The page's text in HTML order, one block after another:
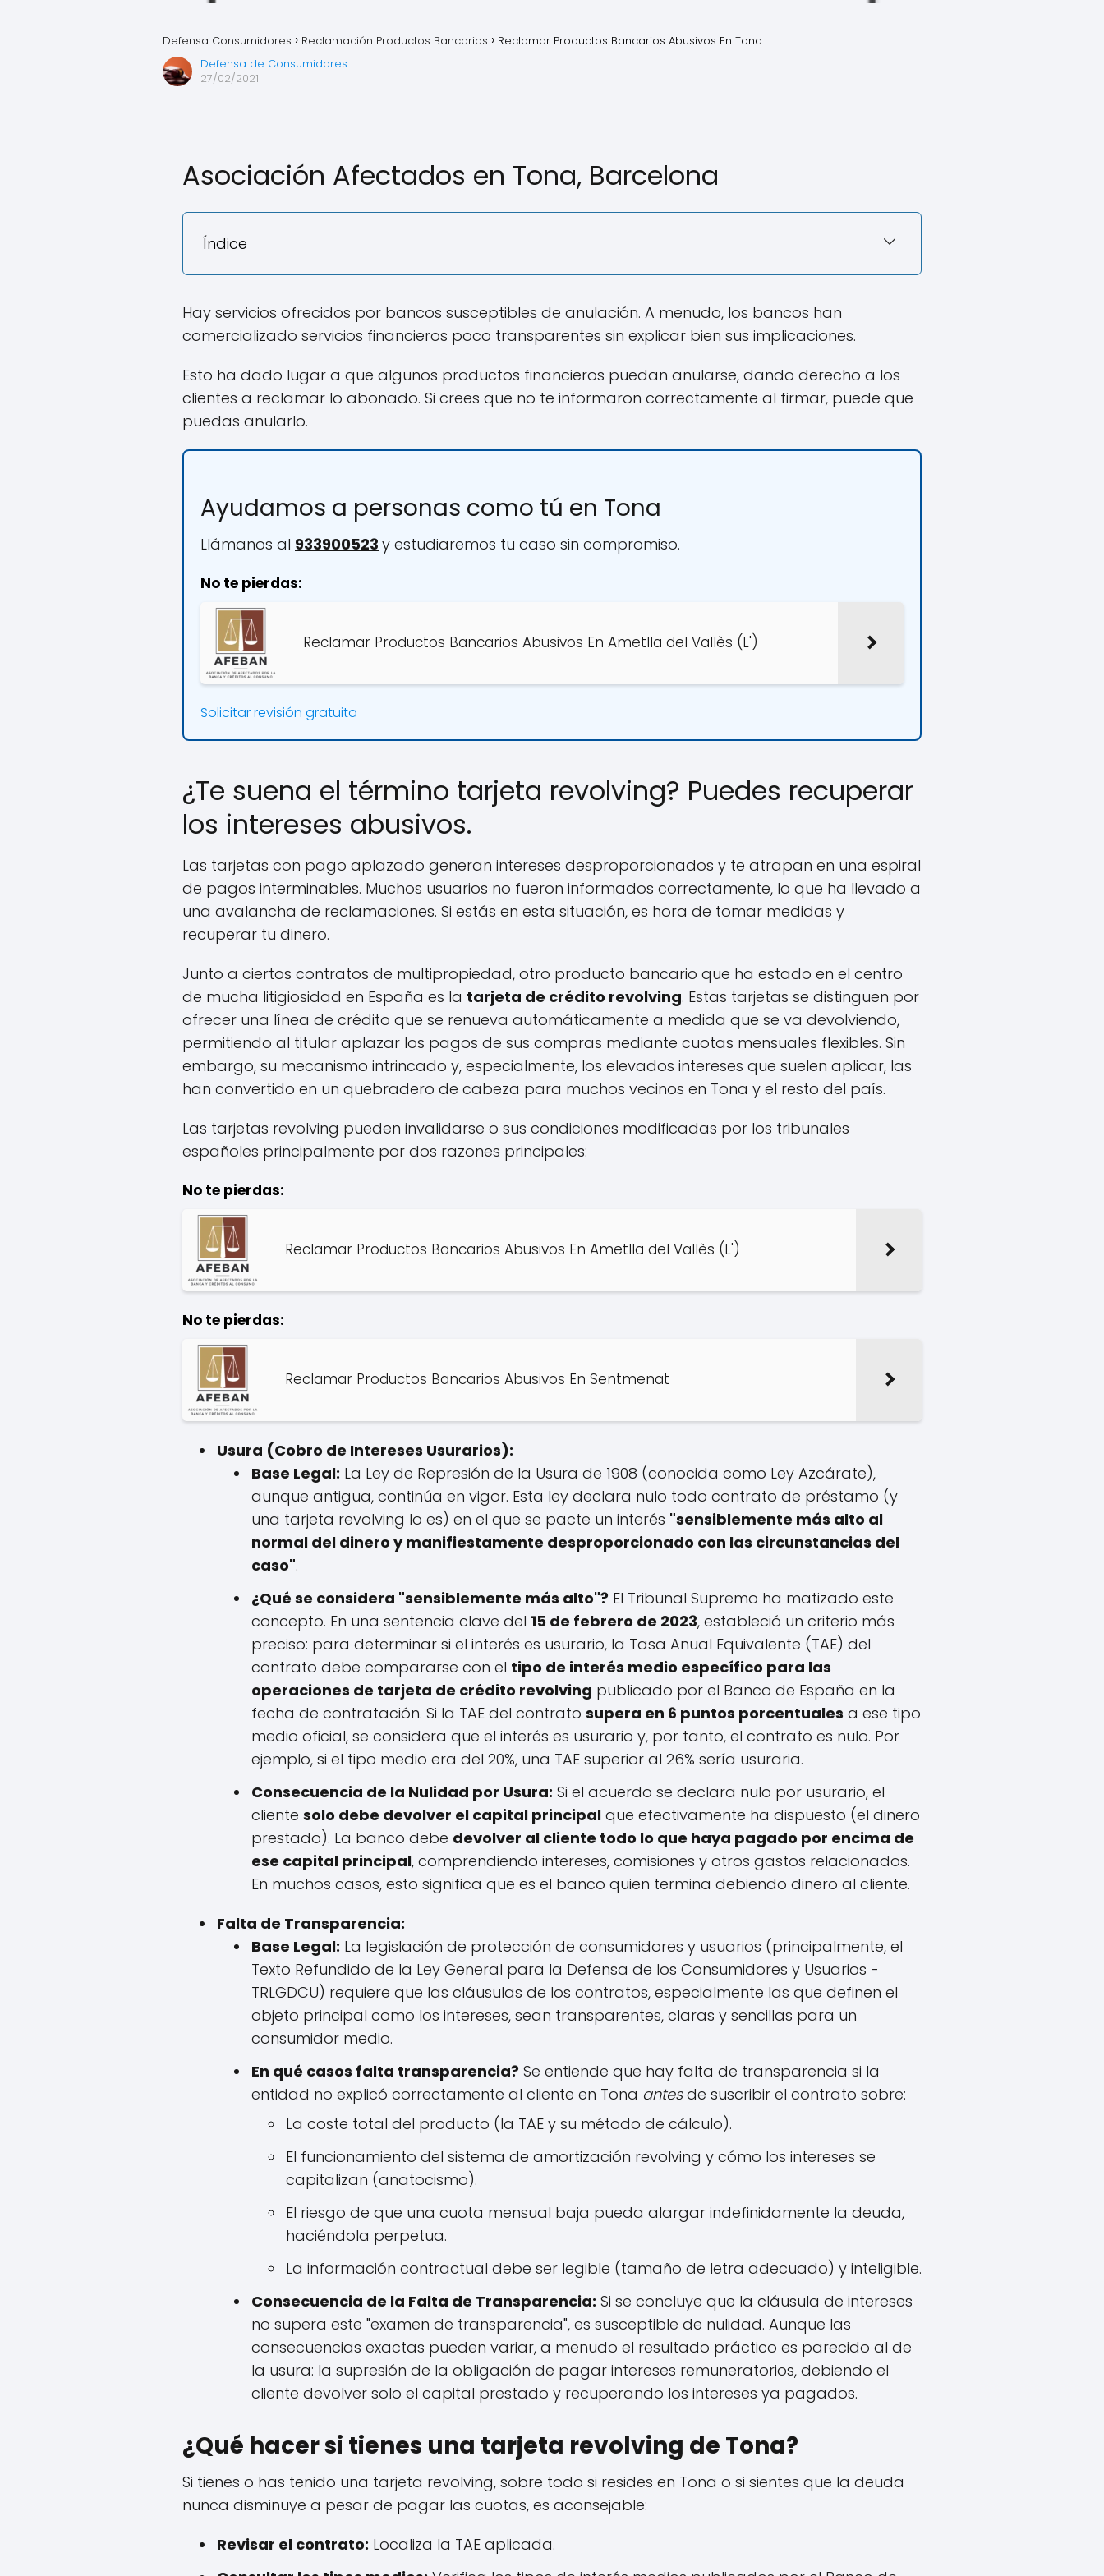
Defensa Consumidores Reclamación Productos Bancarios
Reclamar Productos Bancarios Abusivos En Tona
Defensa de Consumidores
27/02/2021
Asociación Afectados en Tona, Barcelona
Índice
Hay servicios ofrecidos por bancos susceptibles de anulación. A menudo, los bancos han
comercializado servicios financieros poco transparentes sin explicar bien sus implicaciones.
Esto ha dado lugar a que algunos productos financieros puedan anularse, dando derecho a los
clientes a reclamar lo abonado. Si crees que no te informaron correctamente al firmar, puede que
puedas anularlo.
Ayudamos a personas como tú en Tona
Llámanos al 933900523 y estudiaremos tu caso sin compromiso.
No te pierdas:
Reclamar Productos Bancarios Abusivos En Ametlla del Vallès (L')
Solicitar revisión gratuita
¿Te suena el término tarjeta revolving? Puedes recuperar
los intereses abusivos.
Las tarjetas con pago aplazado generan intereses desproporcionados y te atrapan en una espiral
de pagos interminables. Muchos usuarios no fueron informados correctamente, lo que ha llevado a
una avalancha de reclamaciones. Si estás en esta situación, es hora de tomar medidas y
recuperar tu dinero.
Junto a ciertos contratos de multipropiedad, otro producto bancario que ha estado en el centro
de mucha litigiosidad en España es la tarjeta de crédito revolving. Estas tarjetas se distinguen por
ofrecer una línea de crédito que se renueva automáticamente a medida que se va devolviendo,
permitiendo al titular aplazar los pagos de sus compras mediante cuotas mensuales flexibles. Sin
embargo, su mecanismo intrincado y, especialmente, los elevados intereses que suelen aplicar, las
han convertido en un quebradero de cabeza para muchos vecinos en Tona y el resto del país.
Las tarjetas revolving pueden invalidarse o sus condiciones modificadas por los tribunales
españoles principalmente por dos razones principales:
No te pierdas:
Reclamar Productos Bancarios Abusivos En Ametlla del Vallès (L')
No te pierdas:
Reclamar Productos Bancarios Abusivos En Sentmenat
Usura (Cobro de Intereses Usurarios):
Base Legal: La Ley de Represión de la Usura de 1908 (conocida como Ley Azcárate),
aunque antigua, continúa en vigor. Esta ley declara nulo todo contrato de préstamo (y
una tarjeta revolving lo es) en el que se pacte un interés "sensiblemente más alto al
normal del dinero y manifiestamente desproporcionado con las circunstancias del
caso".
¿Qué se considera "sensiblemente más alto"? El Tribunal Supremo ha matizado este
concepto. En una sentencia clave del 15 de febrero de 2023, estableció un criterio más
preciso: para determinar si el interés es usurario, la Tasa Anual Equivalente (TAE) del
contrato debe compararse con el tipo de interés medio específico para las
operaciones de tarjeta de crédito revolving publicado por el Banco de España en la
fecha de contratación. Si la TAE del contrato supera en 6 puntos porcentuales a ese tipo
medio oficial, se considera que el interés es usurario y, por tanto, el contrato es nulo. Por
ejemplo, si el tipo medio era del 20%, una TAE superior al 26% sería usuraria.
Consecuencia de la Nulidad por Usura: Si el acuerdo se declara nulo por usurario, el
cliente solo debe devolver el capital principal que efectivamente ha dispuesto (el dinero
prestado). La banco debe devolver al cliente todo lo que haya pagado por encima de
ese capital principal, comprendiendo intereses, comisiones y otros gastos relacionados.
En muchos casos, esto significa que es el banco quien termina debiendo dinero al cliente.
Falta de Transparencia:
Base Legal: La legislación de protección de consumidores y usuarios (principalmente, el
Texto Refundido de la Ley General para la Defensa de los Consumidores y Usuarios -
TRLGDCU) requiere que las cláusulas de los contratos, especialmente las que definen el
objeto principal como los intereses, sean transparentes, claras y sencillas para un
consumidor medio.
En qué casos falta transparencia? Se entiende que hay falta de transparencia si la
entidad no explicó correctamente al cliente en Tona antesde suscribir el contrato sobre:
La coste total del producto (la TAE y su método de cálculo).
El funcionamiento del sistema de amortización revolving y cómo los intereses se
capitalizan (anatocismo).
El riesgo de que una cuota mensual baja pueda alargar indefinidamente la deuda,
haciéndola perpetua.
La información contractual debe ser legible (tamaño de letra adecuado) y inteligible.
Consecuencia de la Falta de Transparencia: Si se concluye que la cláusula de intereses
no supera este "examen de transparencia", es susceptible de nulidad. Aunque las
consecuencias exactas pueden variar, a menudo el resultado práctico es parecido al de
la usura: la supresión de la obligación de pagar intereses remuneratorios, debiendo el
cliente devolver solo el capital prestado y recuperando los intereses ya pagados.
¿Qué hacer si tienes una tarjeta revolving de Tona?
Si tienes o has tenido una tarjeta revolving, sobre todo si resides en Tona o si sientes que la deuda
nunca disminuye a pesar de pagar las cuotas, es aconsejable:
Revisar el contrato: Localiza la TAE aplicada.